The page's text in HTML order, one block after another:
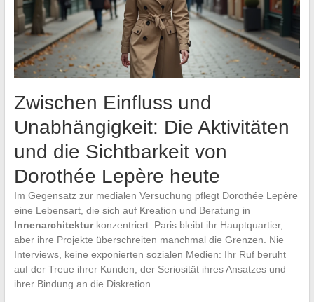
Zwischen Einfluss und
Unabhängigkeit: Die Aktivitäten
und die Sichtbarkeit von
Dorothée Lepère heute
Im Gegensatz zur medialen Versuchung pflegt Dorothée Lepère
eine Lebensart, die sich auf Kreation und Beratung in
Innenarchitekturkonzentriert. Paris bleibt ihr Hauptquartier,
aber ihre Projekte überschreiten manchmal die Grenzen. Nie
Interviews, keine exponierten sozialen Medien: Ihr Ruf beruht
auf der Treue ihrer Kunden, der Seriosität ihres Ansatzes und
ihrer Bindung an die Diskretion.